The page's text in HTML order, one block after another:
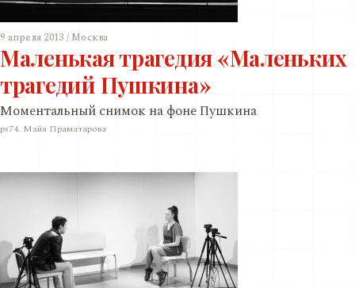
9 апреля 2013 / Москва
Маленькая трагедия «Маленьких
трагедий Пушкина»
Моментальный снимок на фоне Пушкина
ps74. Майя Праматарова